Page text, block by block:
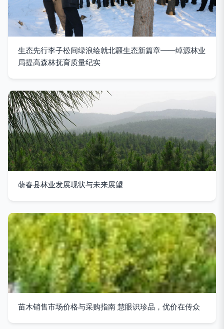
生态先行李子松间绿浪绘就北疆生态新篇章——绰源林业
局提高森林抚育质量纪实
蕲春县林业发展现状与未来展望
苗木销售市场价格与采购指南 慧眼识珍品，优价在传众